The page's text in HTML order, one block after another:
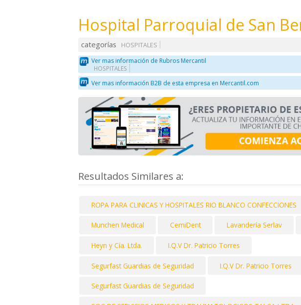
Hospital Parroquial de San
categorías
HOSPITALES
Ver mas información de Rubros Mercantil
HOSPITALES
Ver mas información B2B de esta empresa en Mercantil.com
Resultados Similares a:
ROPA PARA CLINICAS Y HOSPITALES RIO BLANCO CONFECCIONES
Munchen Medical CemiDent Lavandería Serlav
Heyn y Cía. Ltda. I.Q.V Dr. Patricio Torres
Segurfast Guardias de Seguridad I.Q.V Dr. Patricio Torres
Segurfast Guardias de Seguridad